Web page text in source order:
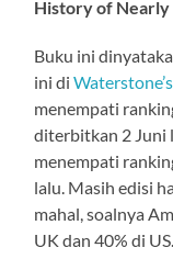
History of
Buku ini
ini diWaterstone’s
menempati
diterbitkan 2 Juni
menempati
lalu. Masih edisi
mahal, soalnya
UK dan 40% di US.